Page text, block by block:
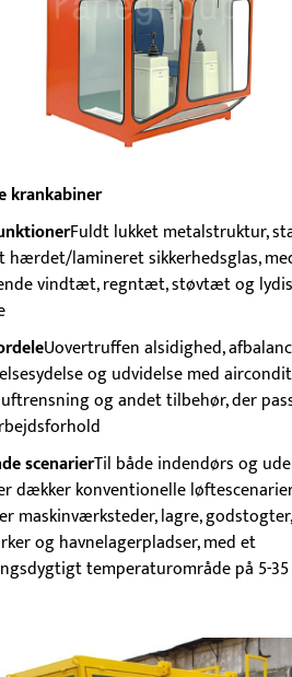
krankabiner
Fuldt lukket metalstruktur,
hærdet/lamineret sikkerhedsglas,
vindtæt, regntæt, støvtæt og
Uovertruffen alsidighed,
og udvidelse med
og andet tilbehør, der
scenarierTil både indendørs og
dækker konventionelle
maskinværksteder, lagre, godstogter,
og havnelagerpladser, med et
temperaturområde på 5-